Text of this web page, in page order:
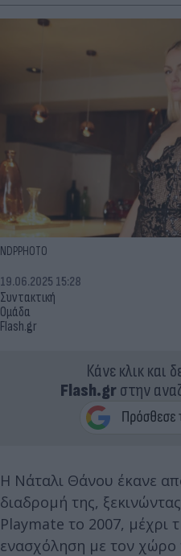
NDPPHOTO
Συντακτική
Ομάδα
Flash.gr
19.06.2025 15:28
Κάνε κλικ και
Flash.grστην
Η Νάταλι Θάνου έκανε
διαδρομή της,
Playmate το 2007, μέχρι
ενασχόληση με τον χώρο